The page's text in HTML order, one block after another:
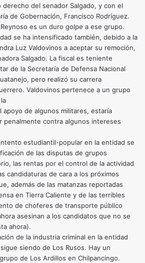
derecho del senador Salgado, y con el
de Gobernación, Francisco Rodríguez.
es un duro golpe a ese grupo.
se ha intensificado también, debido a la
Luz Valdovinos a aceptar su remoción,
Salgado. La fiscal es teniente
de la Secretaría de Defensa Nacional
pero realizó su carrera
Valdovinos pertenece a un grupo
apoyo de algunos militares, estaría
penalmente contra algunos intereses
estudiantil-popular en la entidad se
de las disputas de grupos
las rentas por el control de la actividad
candidaturas de cara a los próximos
además de las matanzas reportadas
en Tierra Caliente y de las terribles
de choferes de transporte público
asesinan a los candidatos que no se
ahora).
de la industria criminal en la entidad
siendo de Los Rusos. Hay un
de Los Ardillos en Chilpancingo.